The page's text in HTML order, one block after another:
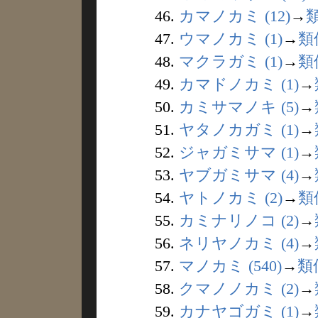
46. カマノカミ (12)→
47. ウマノカミ (1)→ 類
48. マクラガミ (1)→ 類
49. カマドノカミ (1)→
50. カミサマノキ (5)→
51. ヤタノカガミ (1)→
52. ジャガミサマ (1)→
53. ヤブガミサマ (4)→
54. ヤトノカミ (2)→ 類
55. カミナリノコ (2)→
56. ネリヤノカミ (4)→
57. マノカミ (540)→ 類
58. クマノノカミ (2)→
59. カナヤゴガミ (1)→